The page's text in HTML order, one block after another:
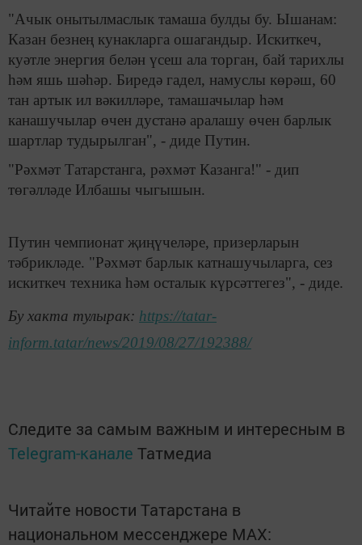
"Ачык онытылмаслык тамаша булды бу. Ышанам:
Казан безнең кунакларга ошагандыр. Искиткеч,
куәтле энергия белән үсеш ала торган, бай тарихлы
һәм яшь шәһәр. Биредә гадел, намуслы көрәш, 60
тан артык ил вәкилләре, тамашачылар һәм
канашучылар өчен дустанә аралашу өчен барлык
шартлар тудырылган", - диде Путин.
"Рәхмәт Татарстанга, рәхмәт Казанга!" - дип
төгәлләде Илбашы чыгышын.
Путин чемпионат җиңүчеләре, призерларын
тәбрикләде. "Рәхмәт барлык катнашучыларга, сез
искиткеч техника һәм осталык күрсәттегез", - диде.
Бу хакта тулырак: https://tatar-
inform.tatar/news/2019/08/27/192388/
Следите за самым важным и интересным в
Telegram-канале Татмедиа
Читайте новости Татарстана в
национальном мессенджере MАХ: